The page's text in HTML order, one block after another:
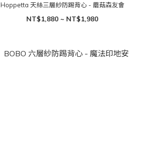
Hoppetta 天絲三層紗防踢背心 - 蘑菇森友會
NT$1,880 ~ NT$1,980